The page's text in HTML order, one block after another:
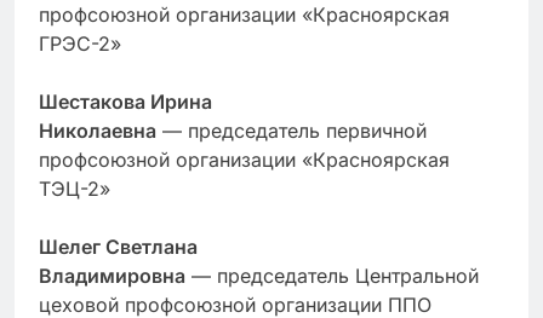
профсоюзной организации «Красноярская
ГРЭС-2»
Шестакова Ирина
Николаевна — председатель первичной
профсоюзной организации «Красноярская
ТЭЦ-2»
Шелег Светлана
Владимировна — председатель Центральной
цеховой профсоюзной организации ППО